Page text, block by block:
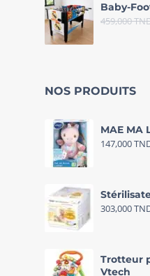
Baby-
459,000
NOS PRODUITS
MAE MA
147,000
303,000
Trotteur
Vtech